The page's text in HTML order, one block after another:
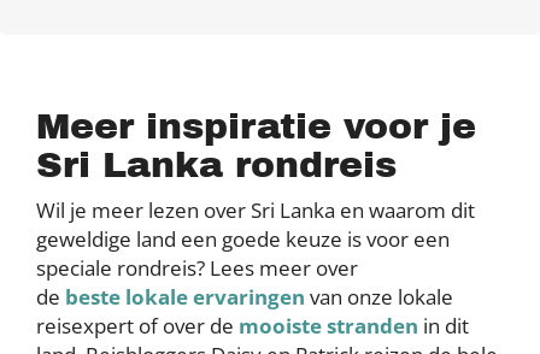
Meer inspiratie voor je
Sri Lanka rondreis
Wil je meer lezen over Sri Lanka en waarom dit
geweldige land een goede keuze is voor een
speciale rondreis? Lees meer over
de beste lokale ervaringen van onze lokale
reisexpert of over de mooiste stranden in dit